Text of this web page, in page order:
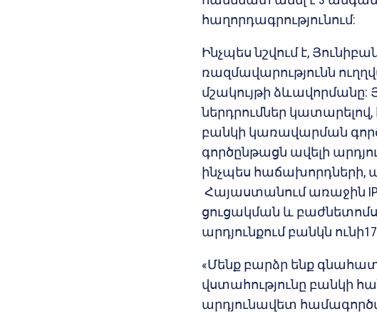
հաղորդագրությունում:
Ինչպես նշվում է,
ռազմավարությունն
մշակույթի ձևավորմանը:
ներդրումներ
բանկի կառավարման
գործընթացն ավելի
ինչպես հաճախորդների,
Հայաստանում առաջին IPO-
ցուցակման և
արդյունքում բանկն
«Մենք բարձր ենք
վստահությունը բանկի
արդյունավետ